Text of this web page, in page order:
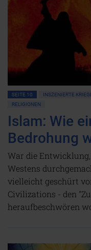
SEITE 10 INSZENIERTE
RELIGIONEN
Islam: Wie
Bedrohung
War die
Westens
vielleicht geschürt
Civilizations - den
heraufbeschwören